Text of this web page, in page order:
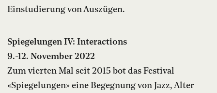
Einstudierung von Auszügen.
Spiegelungen IV: Interactions
9.-12. November 2022
Zum vierten Mal seit 2015 bot das Festival
«Spiegelungen» eine Begegnung von Jazz, Alter